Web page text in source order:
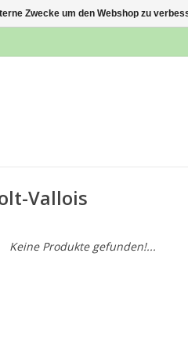
Vallois
Keine Produkte gefunden!...
Zwecke um den Webshop zu